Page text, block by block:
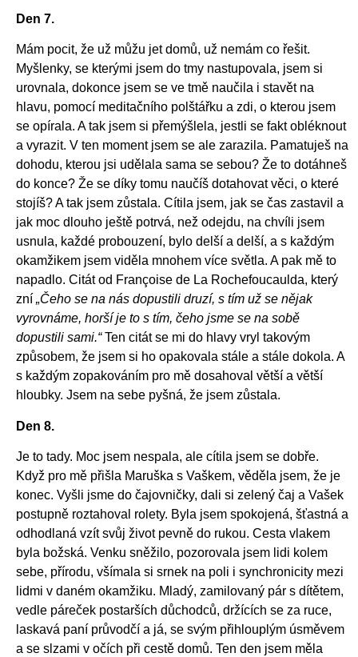
Den 7.
Mám pocit, že už můžu jet domů, už nemám co řešit.
Myšlenky, se kterými jsem do tmy nastupovala, jsem si
urovnala, dokonce jsem se ve tmě naučila i stavět na
hlavu, pomocí meditačního polštářku a zdi, o kterou jsem
se opírala. A tak jsem si přemýšlela, jestli se fakt obléknout
a vyrazit. V ten moment jsem se ale zarazila. Pamatuješ na
dohodu, kterou jsi udělala sama se sebou? Že to dotáhneš
do konce? Že se díky tomu naučíš dotahovat věci, o které
stojíš? A tak jsem zůstala. Cítila jsem, jak se čas zastavil a
jak moc dlouho ještě potrvá, než odejdu, na chvíli jsem
usnula, každé probouzení, bylo delší a delší, a s každým
okamžikem jsem viděla mnohem více světla. A pak mě to
napadlo. Citát od Françoise de La Rochefoucaulda, který
zní „Čeho se na nás dopustili druzí, s tím už se nějak
vyrovnáme, horší je to s tím, čeho jsme se na sobě
dopustili sami.“Ten citát se mi do hlavy vryl takovým
způsobem, že jsem si ho opakovala stále a stále dokola. A
s každým zopakováním pro mě dosahoval větší a větší
hloubky. Jsem na sebe pyšná, že jsem zůstala.
Den 8.
Je to tady. Moc jsem nespala, ale cítila jsem se dobře.
Když pro mě přišla Maruška s Vaškem, věděla jsem, že je
konec. Vyšli jsme do čajovničky, dali si zelený čaj a Vašek
postupně roztahoval rolety. Byla jsem spokojená, šťastná a
odhodlaná vzít svůj život pevně do rukou. Cesta vlakem
byla božská. Venku sněžilo, pozorovala jsem lidi kolem
sebe, přírodu, všímala si srnek na poli i synchronicity mezi
lidmi v daném okamžiku. Mladý, zamilovaný pár s dítětem,
vedle páreček postarších důchodců, držících se za ruce,
laskavá paní průvodčí a já, se svým přihlouplým úsměvem
a se slzami v očích při cestě domů. Ten den jsem měla